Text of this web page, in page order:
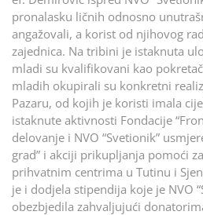
pronalasku ličnih odnosno
angažovali, a korist od njihovog
zajednica. Na tribini je istaknuta
mladi su kvalifikovani kao
mladih okupirali su konkretni
Pazaru, od kojih je koristi imala
istaknute aktivnosti Fondacije
delovanje i NVO “Svetionik”
grad” i akciji prikupljanja pomoći
prihvatnim centrima u Tutinu i
je i dodjela stipendija koje je NVO
obezbjedila zahvaljujući